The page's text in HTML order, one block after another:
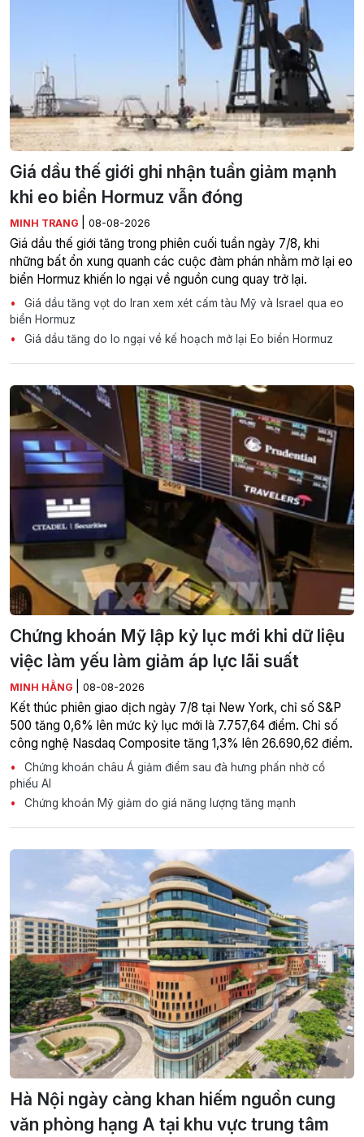
Giá dầu thế giới ghi nhận tuần giảm mạnh
khi eo biển Hormuz vẫn đóng
MINH TRANG 08-08-2026
Giá dầu thế giới tăng trong phiên cuối tuần ngày 7/8, khi
những bất ổn xung quanh các cuộc đàm phán nhằm mở lại eo
biển Hormuz khiến lo ngại về nguồn cung quay trở lại.
Giá dầu tăng vọt do Iran xem xét cấm tàu Mỹ và Israel qua eo
biển Hormuz
Giá dầu tăng do lo ngại về kế hoạch mở lại Eo biển Hormuz
Chứng khoán Mỹ lập kỷ lục mới khi dữ liệu
việc làm yếu làm giảm áp lực lãi suất
MINH HẰNG 08-08-2026
Kết thúc phiên giao dịch ngày 7/8 tại New York, chỉ số S&P
500 tăng 0,6% lên mức kỷ lục mới là 7.757,64 điểm. Chỉ số
công nghệ Nasdaq Composite tăng 1,3% lên 26.690,62 điểm.
Chứng khoán châu Á giảm điểm sau đà hưng phấn nhờ cổ
phiếu AI
Chứng khoán Mỹ giảm do giá năng lượng tăng mạnh
Hà Nội ngày càng khan hiếm nguồn cung
văn phòng hạng A tại khu vực trung tâm